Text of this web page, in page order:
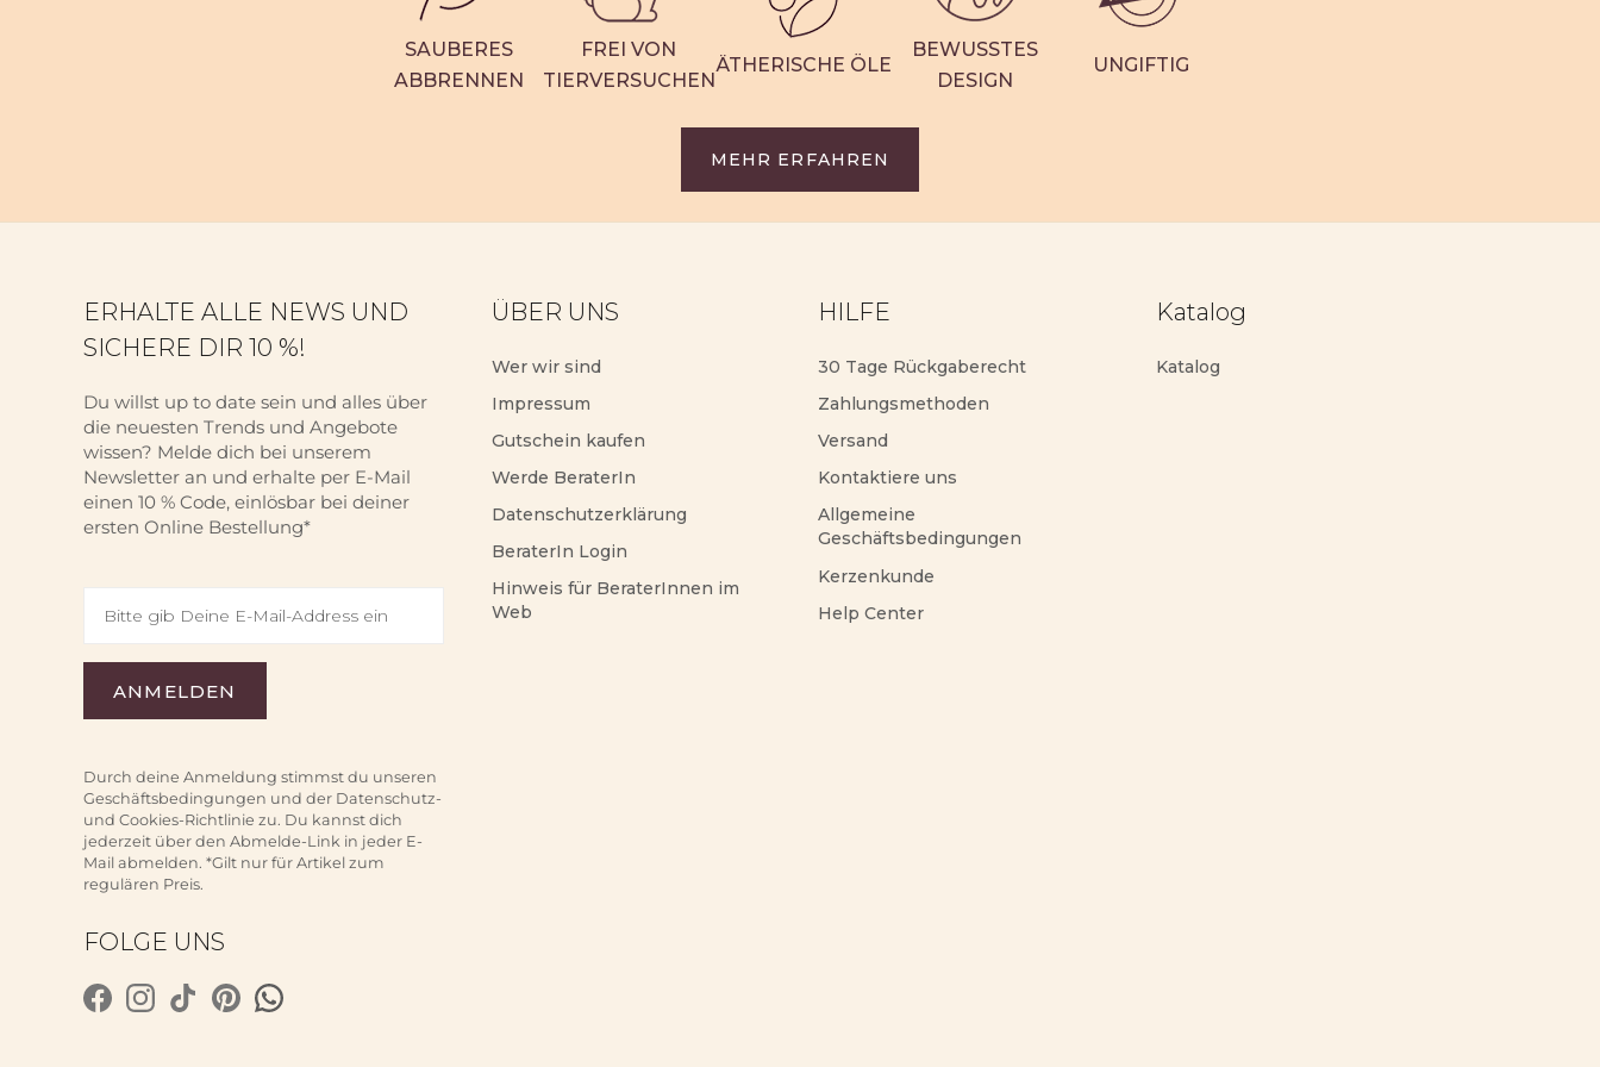
SAUBERES
ABBRENNEN
FREI VON
TIERVERSUCHEN
ÄTHERISCHE ÖLE
BEWUSSTES
DESIGN
UNGIFTIG
MEHR ERFAHREN
ERHALTE ALLE NEWS UND
SICHERE DIR 10 %!
Du willst up to date sein und alles über
die neuesten Trends und Angebote
wissen? Melde dich bei unserem
Newsletter an und erhalte per E-Mail
einen 10 % Code, einlösbar bei deiner
ersten Online Bestellung*
Durch deine Anmeldung stimmst du unseren
Geschäftsbedingungen und der Datenschutz-
und Cookies-Richtlinie zu. Du kannst dich
jederzeit über den Abmelde-Link in jeder E-
Mail abmelden. *Gilt nur für Artikel zum
regulären Preis.
FOLGE UNS
ÜBER UNS
Wer wir sind
Impressum
Gutschein kaufen
Werde BeraterIn
Datenschutzerklärung
BeraterIn Login
Hinweis für BeraterInnen im
Web
HILFE
30 Tage Rückgaberecht
Zahlungsmethoden
Versand
Kontaktiere uns
Allgemeine
Geschäftsbedingungen
Kerzenkunde
Help Center
Katalog
Katalog